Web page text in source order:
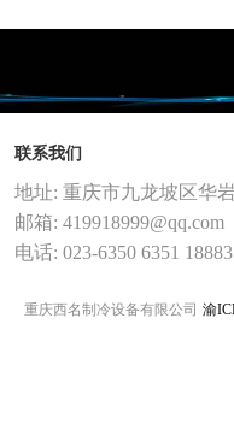
联系我们
地址: 重庆市九龙坡区华
邮箱: 419918999@qq.com
电话: 023-6350 6351
重庆西名制冷设备有限公司 渝